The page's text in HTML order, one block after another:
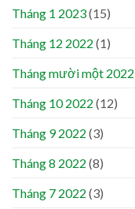
Tháng 1 2023(15)
Tháng 12 2022 (1)
Tháng mười một 2022
Tháng 10 2022 (12)
Tháng 9 2022 (3)
Tháng 8 2022 (8)
Tháng 7 2022 (3)